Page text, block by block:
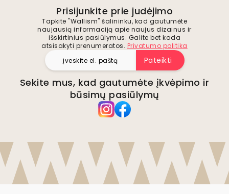
Prisijunkite prie judėjimo
Tapkite "Wallism" šalininku, kad gautumėte
naujausią informaciją apie naujus dizainus ir
išskirtinius pasiūlymus. Galite bet kada
atsisakyti prenumeratos. Privatumo politika
Pateikti
Sekite mus, kad gautumėte įkvėpimo ir
būsimų pasiūlymų